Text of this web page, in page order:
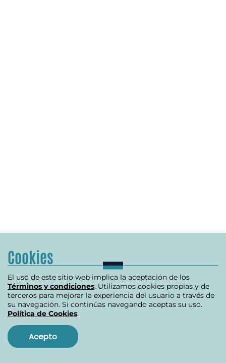
Cookies
El uso de este sitio web implica la aceptación de los
Términos y condiciones. Utilizamos cookies propias y de
terceros para mejorar la experiencia del usuario a través de
su navegación. Si continúas navegando aceptas su uso.
Política de Cookies.
Acepto